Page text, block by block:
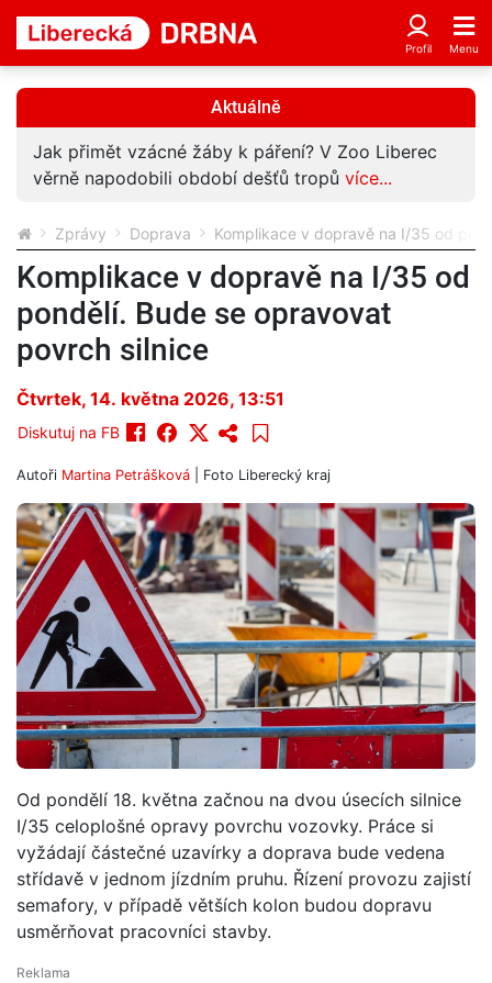
Aktuálně
Novou motorku si užil jen pár hodin. Vlastní chyba
ho stála životvíce...
Zprávy Doprava Komplikace v dopravě na I/35 od
Komplikace v dopravě na I/35 od
pondělí. Bude se opravovat
povrch silnice
Čtvrtek, 14. května 2026, 13:51
Diskutuj na FB
Autoři Martina Petrášková | Foto Liberecký kraj
Od pondělí 18. května začnou na dvou úsecích silnice
I/35 celoplošné opravy povrchu vozovky. Práce si
vyžádají částečné uzavírky a doprava bude vedena
střídavě v jednom jízdním pruhu. Řízení provozu zajistí
semafory, v případě větších kolon budou dopravu
usměrňovat pracovníci stavby.